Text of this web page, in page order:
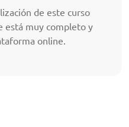
de este curso
está muy completo y
online.